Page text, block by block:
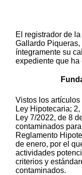
El registrador de
Gallardo
íntegramente su
expediente que ha
Vistos los
Ley Hipotecaria;
Ley 7/2022, de 8
contaminados
Reglamento
de enero, por el
actividades
criterios y
contaminados.